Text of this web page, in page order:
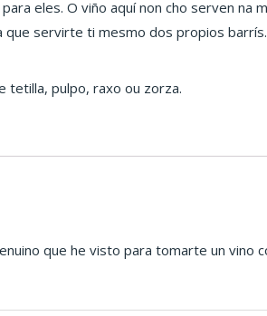
eles. O viño aquí non cho serven na
que servirte ti mesmo dos propios
tetilla, pulpo, raxo ou zorza.
que he visto para tomarte un vino